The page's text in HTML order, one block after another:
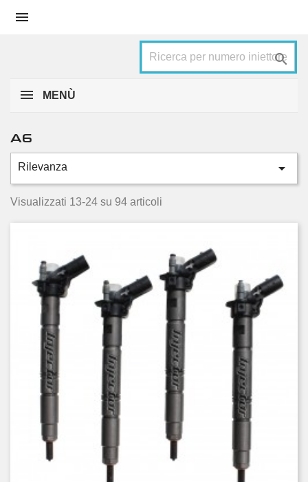


MENÙ
1.9 TDI
5
2.7 TDI quattro
3.0 TDI
4
3.0 TDI quattro
41
Condizione
Nuovo Usato
A6
Rilevanza 
Visualizzati 13-24 su 94 articoli